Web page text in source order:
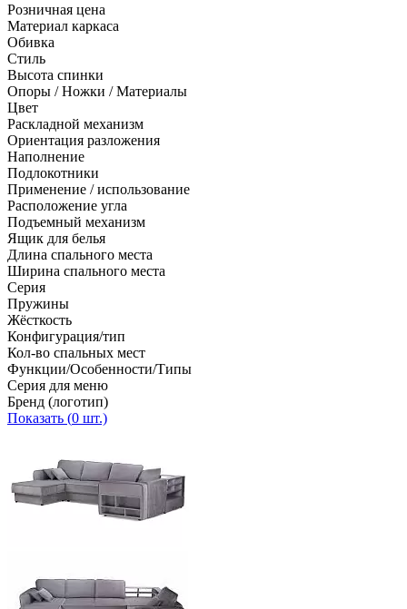
Розничная цена
Материал каркаса
Обивка
Стиль
Высота спинки
Опоры / Ножки / Материалы
Цвет
Раскладной механизм
Ориентация разложения
Наполнение
Подлокотники
Применение / использование
Расположение угла
Подъемный механизм
Ящик для белья
Длина спального места
Ширина спального места
Серия
Пружины
Жёсткость
Конфигурация/тип
Кол-во спальных мест
Функции/Особенности/Типы
Серия для меню
Бренд (логотип)
Показать (0 шт.)